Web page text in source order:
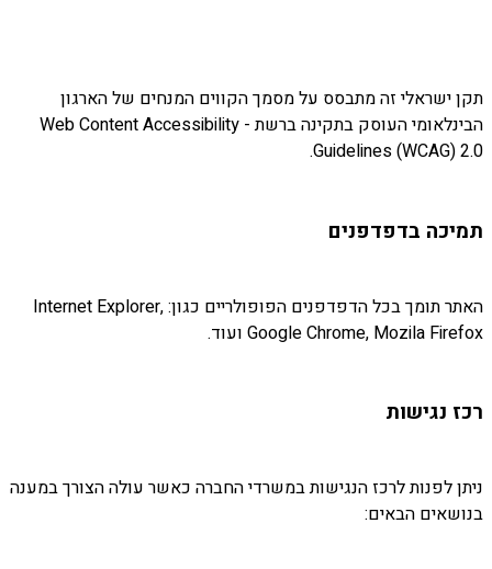
תקן ישראלי זה מתבסס על מסמך הקווים המנחים של הארגון
הבינלאומי העוסק בתקינה ברשת - Web Content Accessibility
Guidelines (WCAG) 2.0.
תמיכה בדפדפנים
האתר תומך בכל הדפדפנים הפופולריים כגון: Internet Explorer,
Google Chrome, Mozila Firefox ועוד.
רכז נגישות
ניתן לפנות לרכז הנגישות במשרדי החברה כאשר עולה הצורך במענה
בנושאים הבאים: